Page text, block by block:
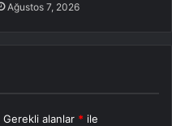
Ağustos 7, 2026
Gerekli alanlar * ile